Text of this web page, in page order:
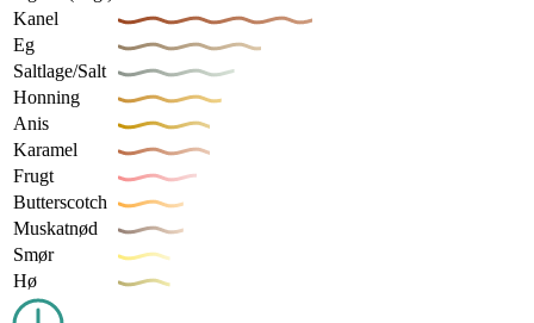
Kanel
Eg
Saltlage/Salt
Honning
Anis
Karamel
Frugt
Butterscotch
Muskatnød
Smør
Hø